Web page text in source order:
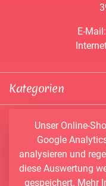
E-
Kategorien
ALIZE Yarns
Bobbel
Bobbiny
Chenille Garne
Service &
Konto
Newsletter
Kontakt
Unser Online-
Google
analysieren und
diese Auswertung
gespeichert. Mehr